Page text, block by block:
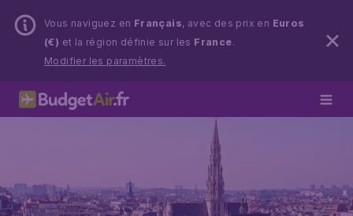
Vous naviguez en Français, avec des prix en Euros
(€) et la région définie sur les France.
Modifier les paramètres.